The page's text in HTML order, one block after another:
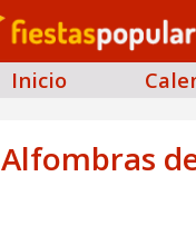
Inicio
Alfombras